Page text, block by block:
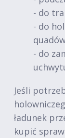
- do
- do
- do
Jeśli
ładunek
kupić